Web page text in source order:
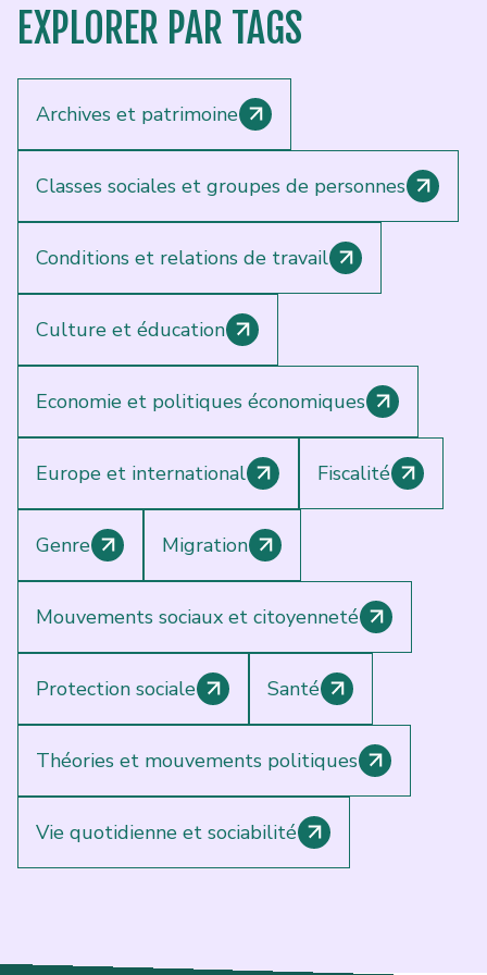
EXPLORER PAR TAGS
Archives et patrimoine
Classes sociales et groupes de personnes
Conditions et relations de travail
Culture et éducation
Economie et politiques économiques
Europe et international Fiscalité
Genre Migration
Mouvements sociaux et citoyenneté
Protection sociale Santé
Théories et mouvements politiques
Vie quotidienne et sociabilité